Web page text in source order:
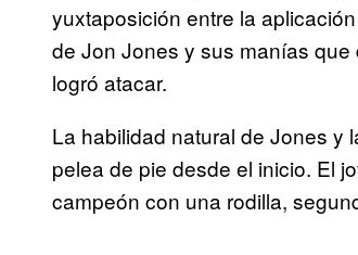
yuxtaposición entre la
de Jon Jones y sus manías
logró atacar.
La habilidad natural de Jones y
pelea de pie desde el inicio. El
campeón con una rodilla,